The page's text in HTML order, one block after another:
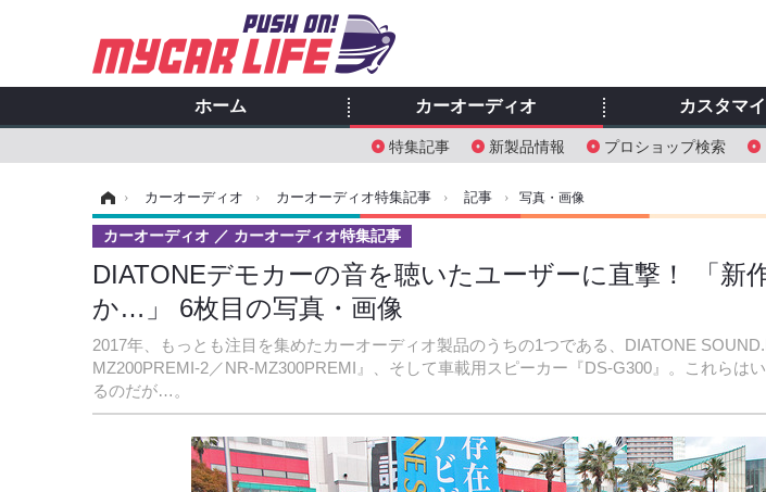
ホーム カーオーディオ
特集記事 新製品情報 プロショップ検索
カスタマ
› カーオーディオ › カーオーディオ特集記事 › 記事 › 写真・画像
DIATONEデモカーの音を聴いたユーザーに直撃！ 「新
か…」 6枚目の写真・画像
2017年、もっとも注目を集めたカーオーディオ製品のうちの1つである、DIATONE
MZ200PREMI-2／NR-MZ300PREMI』、そして車載用スピーカー『DS-G300』。これらは
るのだが…。
カーオーディオ カーオーディオ特集記事